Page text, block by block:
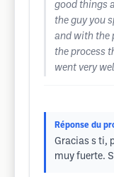
good things
the guy you
and with the
the process
went very
Réponse du
Gracias s ti,
muy fuerte.